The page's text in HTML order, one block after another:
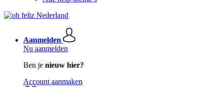
Aanmelden
Nu aanmelden
Ben je nieuw hier?
Account aanmaken